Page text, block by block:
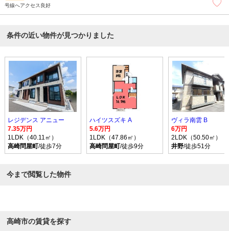
号線へアクセス良好
条件の近い物件が見つかりました
レジデンス アニュー
7.35万円
1LDK（40.11㎡）
高崎問屋町/徒歩7分
ハイツスズキ A
5.6万円
1LDK（47.86㎡）
高崎問屋町/徒歩9分
ヴィラ南雲 B
6万円
2LDK（50.50㎡）
井野/徒歩51分
今まで閲覧した物件
高崎市の賃貸を探す